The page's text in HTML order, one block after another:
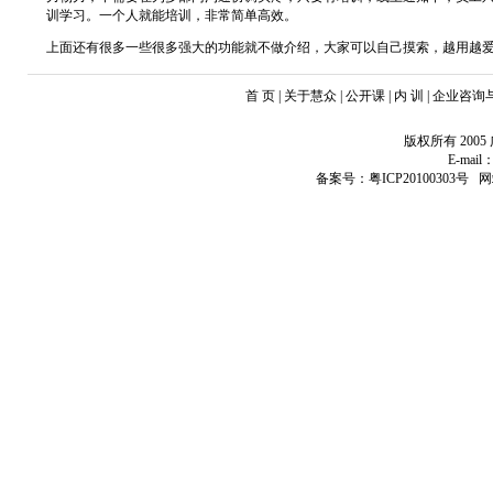
训学习。一个人就能培训，非常简单高效。
上面还有很多一些很多强大的功能就不做介绍，大家可以自己摸索，越用越
首 页 | 关于慧众 | 公开课 | 内 训 | 企业咨
版权所有 2005
E-mail
备案号：粤ICP20100303号